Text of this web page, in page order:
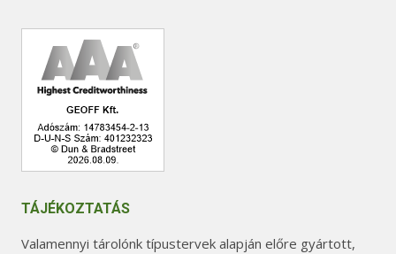
TÁJÉKOZTATÁS
Valamennyi tárolónk típustervek alapján előre gyártott,